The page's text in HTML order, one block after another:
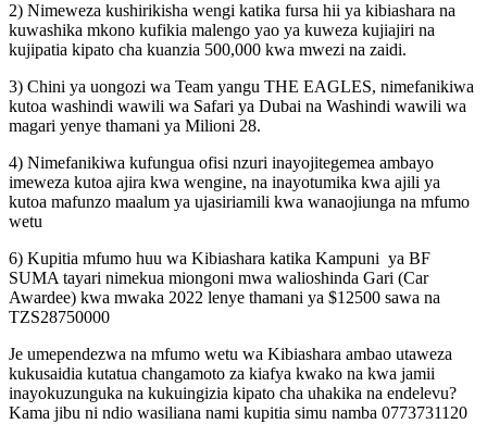
2) Nimeweza kushirikisha wengi katika fursa hii ya kibiashara na
kuwashika mkono kufikia malengo yao ya kuweza kujiajiri na
kujipatia kipato cha kuanzia 500,000 kwa mwezi na zaidi.
3) Chini ya uongozi wa Team yangu THE EAGLES, nimefanikiwa
kutoa washindi wawili wa Safari ya Dubai na Washindi wawili wa
magari yenye thamani ya Milioni 28.
4) Nimefanikiwa kufungua ofisi nzuri inayojitegemea ambayo
imeweza kutoa ajira kwa wengine, na inayotumika kwa ajili ya
kutoa mafunzo maalum ya ujasiriamili kwa wanaojiunga na mfumo
wetu
6) Kupitia mfumo huu wa Kibiashara katika Kampuni ya BF
SUMA tayari nimekua miongoni mwa walioshinda Gari (Car
Awardee) kwa mwaka 2022 lenye thamani ya $12500 sawa na
TZS28750000
Je umependezwa na mfumo wetu wa Kibiashara ambao utaweza
kukusaidia kutatua changamoto za kiafya kwako na kwa jamii
inayokuzunguka na kukuingizia kipato cha uhakika na endelevu?
Kama jibu ni ndio wasiliana nami kupitia simu namba 0773731120